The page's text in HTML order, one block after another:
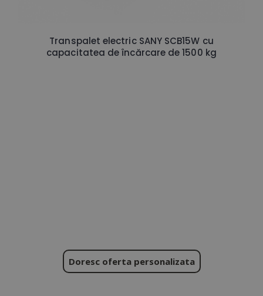
Transpalet electric SANY SCB15W cu
capacitatea de încărcare de 1500 kg
Doresc oferta personalizata